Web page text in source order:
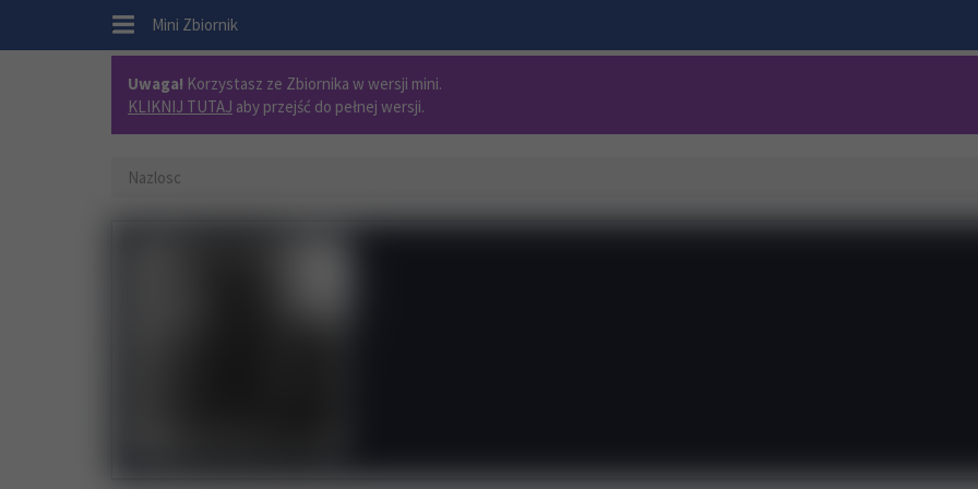
. Mini Zbiornik
Uwaga! Korzystasz ze Zbiornika w wersji mini.
KLIKNIJ TUTAJ aby przejść do pełnej wersji.
Nazlosc